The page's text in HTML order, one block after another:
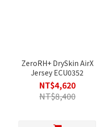
ZeroRH+ DrySkin AirX
Jersey ECU0352
NT$4,620
NT$8,400